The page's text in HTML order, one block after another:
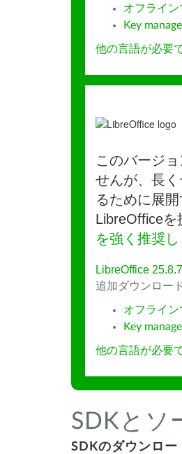
オフライン
Key
他の言語が必要
このバージ
せんが、長
るために展
LibreOfficeを
を強く推奨
LibreOffice
追加ダウンロー
オフライン
Key
他の言語が必要
SDKとソ
SDKのダウンロー